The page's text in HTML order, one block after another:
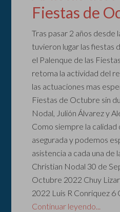
Fiestas de
Tras pasar 2 años desde
tuvieron lugar las fiestas
el Palenque de las
retoma la actividad del
las actuaciones mas
Fiestas de Octubre sin
Nodal, Julión Álvarez y
Como siempre la
asegurada y podemos
asistencia a cada una de
Christian Nodal 30 de
Octubre 2022 Chuy
2022 Luis R Conriquez 6
Continuar leyendo...